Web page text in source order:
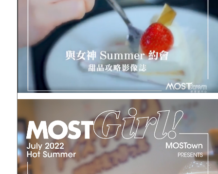
Video